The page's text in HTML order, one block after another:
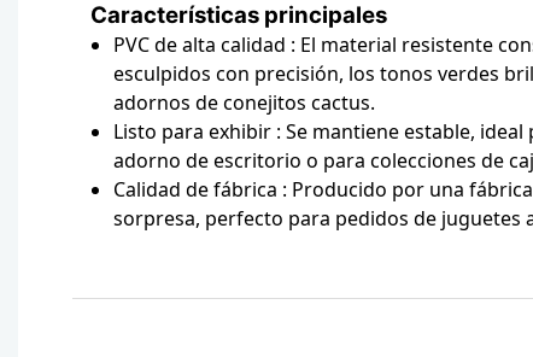
Características principales
PVC de alta calidad : El material resistente
esculpidos con precisión, los tonos verdes
adornos de conejitos cactus.
Listo para exhibir : Se mantiene estable,
adorno de escritorio o para colecciones de
Calidad de fábrica : Producido por una
sorpresa, perfecto para pedidos de juguetes